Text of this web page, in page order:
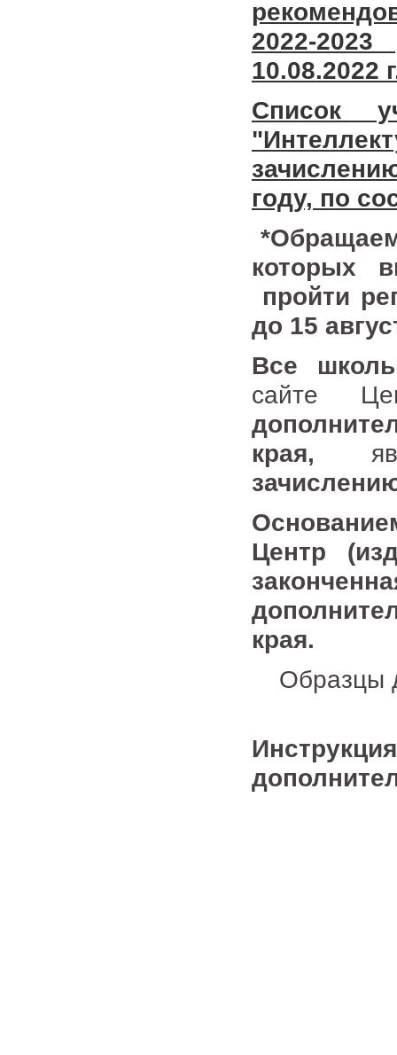
2022-
10.08.2022
Список
году, по
которых
пройти
до 15
Все
сайте
края,
Центр
края.
Образцы